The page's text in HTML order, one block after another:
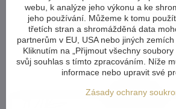
Více zde
webu, k analýze jeho výkonu a ke
jeho používání. Můžeme k tomu
třetích stran a shromážděná data
partnerům v EU, USA nebo jiných zemích
Kliknutím na „Přijmout všechny
svůj souhlas s tímto zpracováním. Níže
informace nebo upravit své
Zásady ochrany